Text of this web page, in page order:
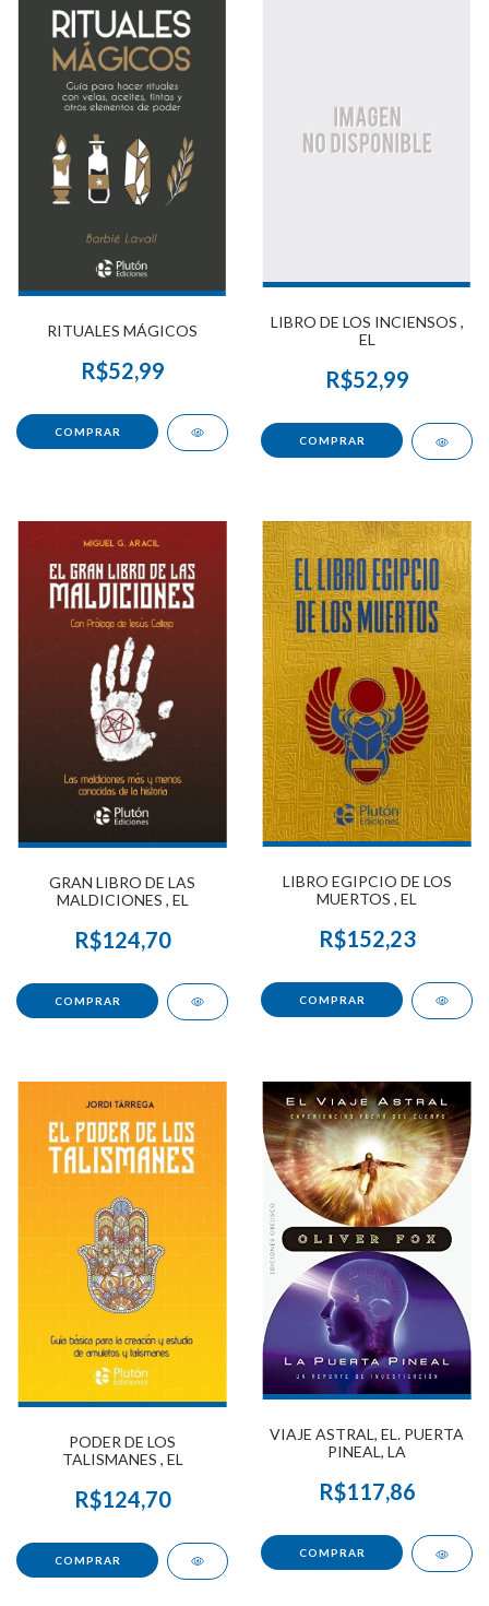
RITUALES MÁGICOS
R$52,99
LIBRO DE LOS INCIENSOS ,
EL
R$52,99
GRAN LIBRO DE LAS
MALDICIONES , EL
R$124,70
LIBRO EGIPCIO DE LOS
MUERTOS , EL
R$152,23
PODER DE LOS
TALISMANES , EL
R$124,70
VIAJE ASTRAL, EL. PUERTA
PINEAL, LA
R$117,86